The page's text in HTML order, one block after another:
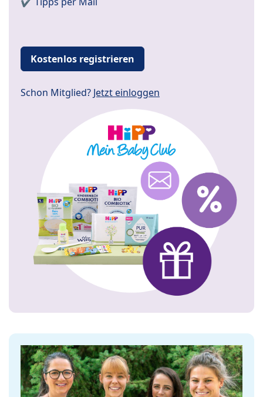
Kostenlos registrieren
Schon Mitglied? Jetzt einloggen